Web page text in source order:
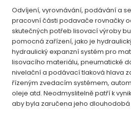
Odvíjení, vyrovnávání, podávání a
pracovní části podavače rovnačky
skutečných potřeb lisovací výroby
pomocná zařízení, jako je
hydraulický expanzní systém pro
lisovacího materiálu, pneumatické
nivelační a podávací tlaková hlava
řízeným zvedacím systémem,
oleje atd. Neodmyslitelně patří k
aby byla zaručena jeho